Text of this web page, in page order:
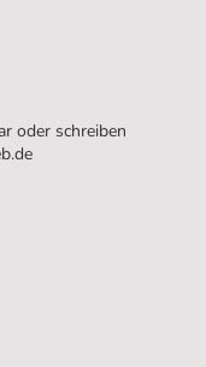
oder schreiben